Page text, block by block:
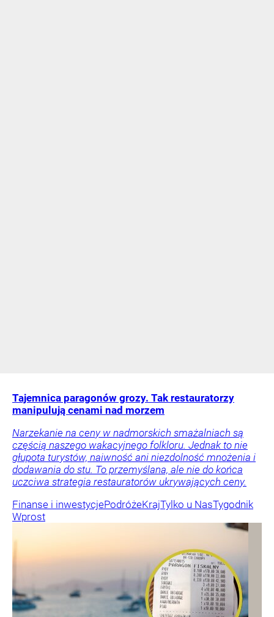
Tajemnica paragonów grozy. Tak restauratorzy
manipulują cenami nad morzem
Narzekanie na ceny w nadmorskich smażalniach są
częścią naszego wakacyjnego folkloru. Jednak to nie
głupota turystów, naiwność ani niezdolność mnożenia i
dodawania do stu. To przemyślana, ale nie do końca
uczciwa strategia restauratorów ukrywających ceny.
Finanse i inwestycjePodróżeKrajTylko u NasTygodnik
Wprost